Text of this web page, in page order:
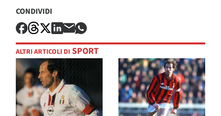
CONDIVIDI
ALTRI ARTICOLI DI SPORT